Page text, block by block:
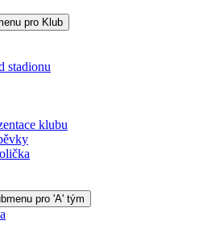
pro Klub
stadionu
klubu
pro 'A' tým